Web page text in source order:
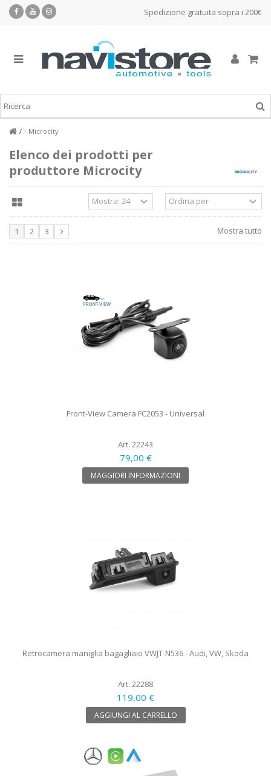
Spedizione gratuita sopra i 200€
Microcity
Elenco dei prodotti per
produttore Microcity
Mostra tutto
1 2 3
Front-View Camera FC2053 - Universal
Art. 22243
79,00 €
MAGGIORI INFORMAZIONI
Retrocamera maniglia bagagliaio VWJT-N536 - Audi, VW, Skoda
Art. 22288
119,00 €
AGGIUNGI AL CARRELLO